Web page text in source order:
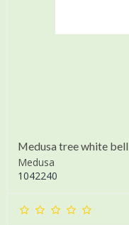
Medusa tree white bell
Medusa
1042240